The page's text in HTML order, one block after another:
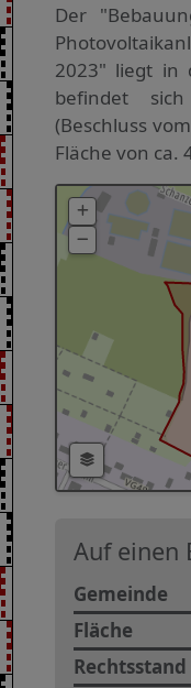
Der
2023" liegt in
befindet
(Beschluss
Fläche von ca.
Auf einen
Gemeinde
Fläche
Rechtsstand